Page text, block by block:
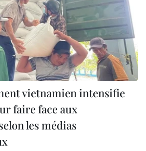
vietnamien intensifie
faire face aux
les médias